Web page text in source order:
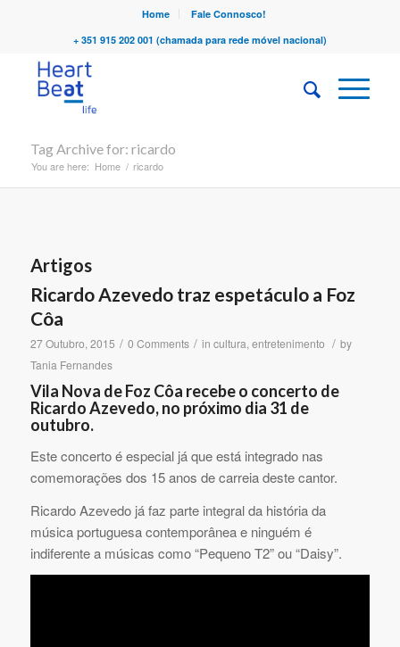
Home
Fale Connosco!
+ 351 915 202 001 (chamada para rede móvel nacional)
Tag Archive for: ricardo
You are here: Home / ricardo
Artigos
Ricardo Azevedo traz espetáculo a Foz
Côa
27 Outubro, 2015 / 0 Comments / in cultura, entretenimento / by
Tania Fernandes
Vila Nova de Foz Côa recebe o concerto de
Ricardo Azevedo, no próximo dia 31 de
outubro.
Este concerto é especial já que está integrado nas
comemorações dos 15 anos de carreia deste cantor.
Ricardo Azevedo já faz parte integral da história da
música portuguesa contemporânea e ninguém é
indiferente a músicas como “Pequeno T2” ou “Daisy”.